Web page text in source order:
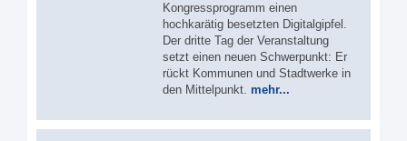
Kongressprogramm einen
hochkarätig besetzten Digitalgipfel.
Der dritte Tag der Veranstaltung
setzt einen neuen Schwerpunkt: Er
rückt Kommunen und Stadtwerke in
den Mittelpunkt. mehr...